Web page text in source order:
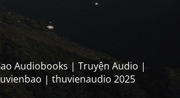
Audiobooks | Truyện Audio |
| thuvienaudio 2025